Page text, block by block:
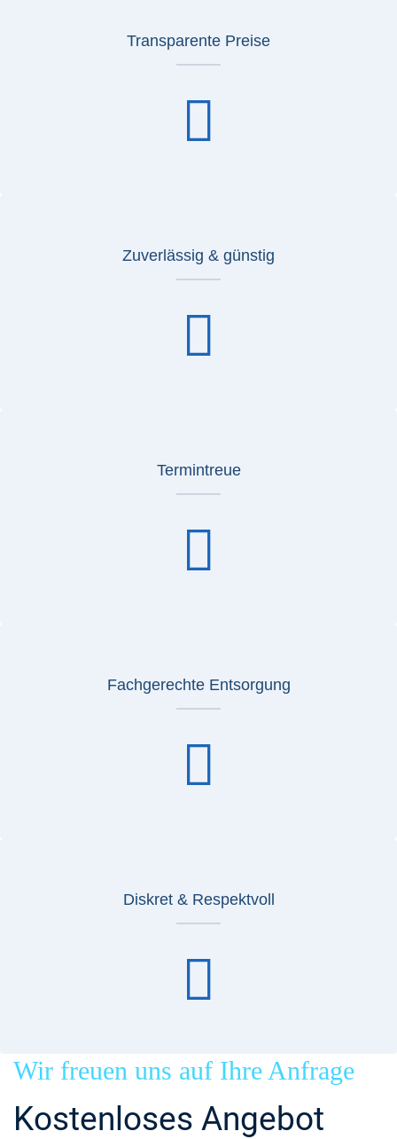
Transparente Preise
Zuverlässig & günstig
Termintreue
Fachgerechte Entsorgung
Diskret & Respektvoll
Wir freuen uns auf Ihre Anfrage
Kostenloses Angebot